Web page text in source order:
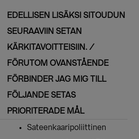
EDELLISEN LISÄKSI SITOUDUN
SEURAAVIIN SETAN
KÄRKITAVOITTEISIIN. /
FÖRUTOM OVANSTÅENDE
FÖRBINDER JAG MIG TILL
FÖLJANDE SETAS
PRIORITERADE MÅL
Sateenkaaripoliittinen